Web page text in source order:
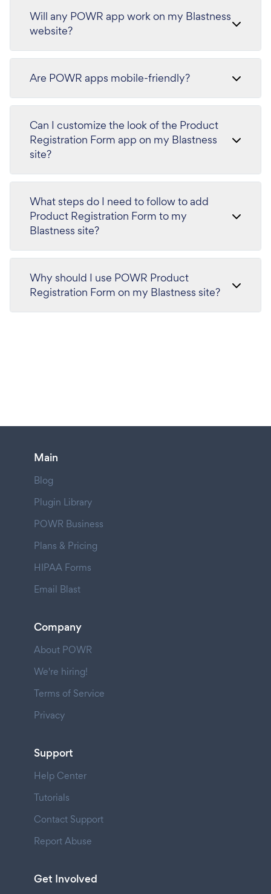
Will any POWR app work on my Blastness
website?
Are POWR apps mobile-friendly?
Can I customize the look of the Product
Registration Form app on my Blastness
site?
What steps do I need to follow to add
Product Registration Form to my
Blastness site?
Why should I use POWR Product
Registration Form on my Blastness site?
Main
Blog
Plugin Library
POWR Business
Plans & Pricing
HIPAA Forms
Email Blast
Company
About POWR
We're hiring!
Terms of Service
Privacy
Support
Help Center
Tutorials
Contact Support
Report Abuse
Get Involved